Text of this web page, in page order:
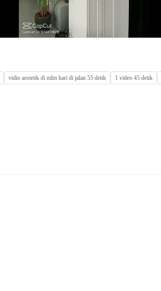
vidio aestetik di mlm hari di jalan 55 detik 1 video 45 detik